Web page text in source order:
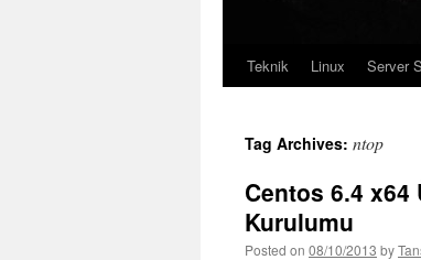
Skip
content
Teknik Linux Server
Tag Archives: ntop
Centos 6.4 x64
Kurulumu
Posted on 08/10/2013 by